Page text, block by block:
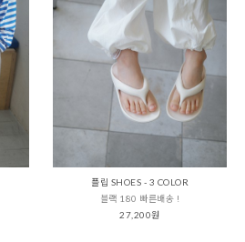
플립 SHOES - 3 COLOR
블랙 180 빠른배송 !
27,200원